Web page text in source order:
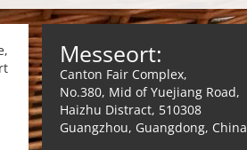
Messeort:
Canton Fair Complex,
No.380, Mid of Yuejiang Road,
Haizhu Distract, 510308
Guangzhou, Guangdong, China